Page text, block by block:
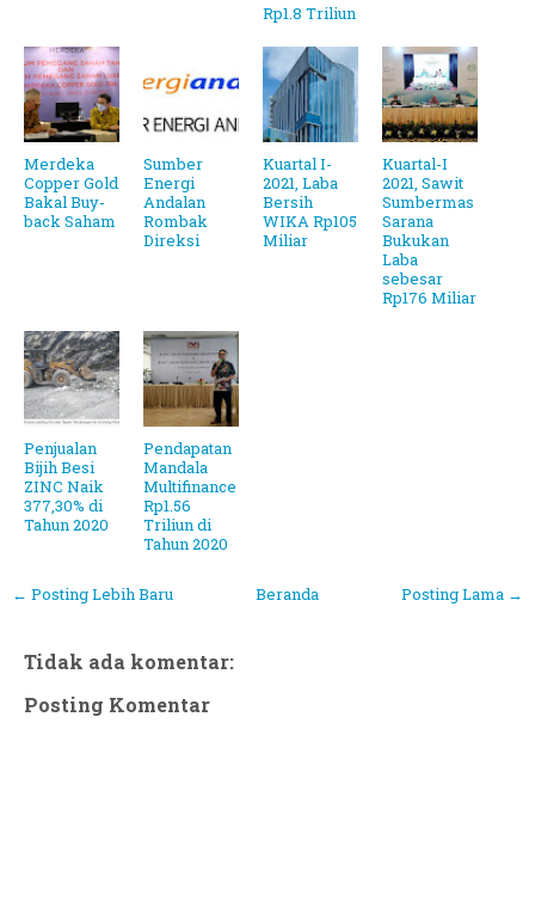
Rp1.8 Triliun
Merdeka
Copper Gold
Bakal Buy-
back Saham
Sumber
Energi
Andalan
Rombak
Direksi
Kuartal I-
2021, Laba
Bersih
WIKA Rp105
Miliar
Kuartal-I
2021, Sawit
Sumbermas
Sarana
Bukukan
Laba
sebesar
Rp176 Miliar
Penjualan
Bijih Besi
ZINC Naik
377,30% di
Tahun 2020
Pendapatan
Mandala
Multifinance
Rp1.56
Triliun di
Tahun 2020
← Posting Lebih Baru Posting Lama →
Beranda
Tidak ada komentar:
Posting Komentar